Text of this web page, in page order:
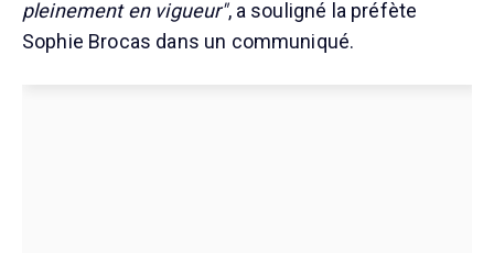
pleinement en vigueur", a souligné la préfète
Sophie Brocas dans un communiqué.